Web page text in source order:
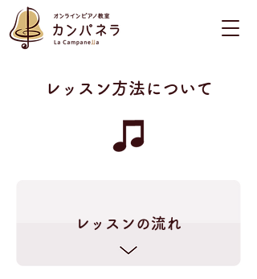
​レッスン方法について
​レッスンの流れ